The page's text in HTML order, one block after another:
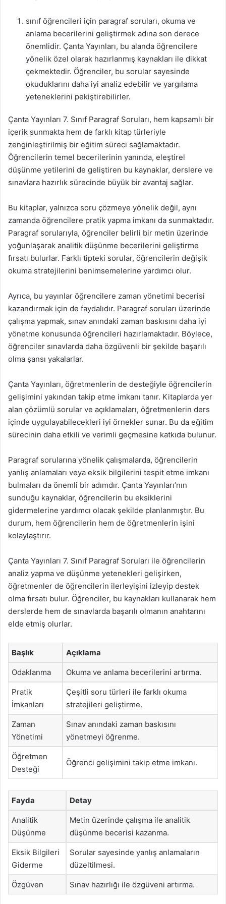
sınıf öğrencileri için paragraf soruları, okuma ve
anlama becerilerini geliştirmek adına son derece
önemlidir. Çanta Yayınları, bu alanda öğrencilere
yönelik özel olarak hazırlanmış kaynakları ile dikkat
çekmektedir. Öğrenciler, bu sorular sayesinde
okuduklarını daha iyi analiz edebilir ve yargılama
yeteneklerini pekiştirebilirler.
Çanta Yayınları 7. Sınıf Paragraf Soruları, hem kapsamlı bir
içerik sunmakta hem de farklı kitap türleriyle
zenginleştirilmiş bir eğitim süreci sağlamaktadır.
Öğrencilerin temel becerilerinin yanında, eleştirel
düşünme yetilerini de geliştiren bu kaynaklar, derslere ve
sınavlara hazırlık sürecinde büyük bir avantaj sağlar.
Bu kitaplar, yalnızca soru çözmeye yönelik değil, aynı
zamanda öğrencilere pratik yapma imkanı da sunmaktadır.
Paragraf sorularıyla, öğrenciler belirli bir metin üzerinde
yoğunlaşarak analitik düşünme becerilerini geliştirme
fırsatı bulurlar. Farklı tipteki sorular, öğrencilerin değişik
okuma stratejilerini benimsemelerine yardımcı olur.
Ayrıca, bu yayınlar öğrencilere zaman yönetimi becerisi
kazandırmak için de faydalıdır. Paragraf soruları üzerinde
çalışma yapmak, sınav anındaki zaman baskısını daha iyi
yönetme konusunda öğrencileri hazırlamaktadır. Böylece,
öğrenciler sınavlarda daha özgüvenli bir şekilde başarılı
olma şansı yakalarlar.
Çanta Yayınları, öğretmenlerin de desteğiyle öğrencilerin
gelişimini yakından takip etme imkanı tanır. Kitaplarda yer
alan çözümlü sorular ve açıklamaları, öğretmenlerin ders
içinde uygulayabilecekleri iyi örnekler sunar. Bu da eğitim
sürecinin daha etkili ve verimli geçmesine katkıda bulunur.
Paragraf sorularına yönelik çalışmalarda, öğrencilerin
yanlış anlamaları veya eksik bilgilerini tespit etme imkanı
bulmaları da önemli bir adımdır. Çanta Yayınları’nın
sunduğu kaynaklar, öğrencilerin bu eksiklerini
gidermelerine yardımcı olacak şekilde planlanmıştır. Bu
durum, hem öğrencilerin hem de öğretmenlerin işini
kolaylaştırır.
Çanta Yayınları 7. Sınıf Paragraf Soruları ile öğrencilerin
analiz yapma ve düşünme yetenekleri gelişirken,
öğretmenler de öğrencilerin ilerleyişini izleyip destek
olma fırsatı bulur. Öğrenciler, bu kaynakları kullanarak hem
derslerde hem de sınavlarda başarılı olmanın anahtarını
elde etmiş olurlar.
Başlık Açıklama
Odaklanma Okuma ve anlama becerilerini artırma.
Pratik
İmkanları
Çeşitli soru türleri ile farklı okuma
stratejileri geliştirme.
Zaman
Yönetimi
Sınav anındaki zaman baskısını
yönetmeyi öğrenme.
Öğretmen
Desteği
Öğrenci gelişimini takip etme imkanı.
Fayda Detay
Analitik
Düşünme
Metin üzerinde çalışma ile analitik
düşünme becerisi kazanma.
Eksik Bilgileri
Giderme
Sorular sayesinde yanlış anlamaların
düzeltilmesi.
Özgüven Sınav hazırlığı ile özgüveni artırma.